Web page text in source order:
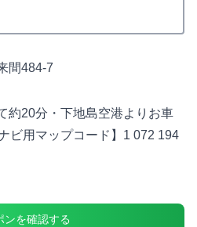
間484-7
約20分・下地島空港よりお車
ビ用マップコード】1 072 194
ンを確認する